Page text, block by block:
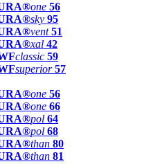
one 56
sky 95
vent 51
xal 42
classic 59
superior 57
one 56
one 66
pol 64
pol 68
than 80
than 81